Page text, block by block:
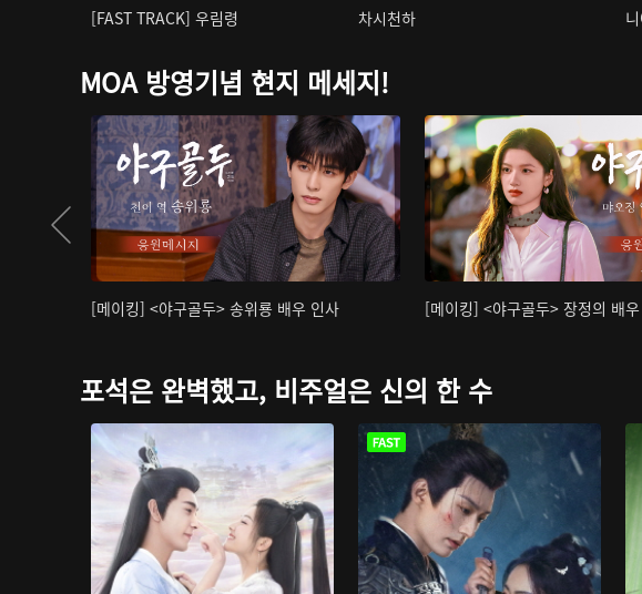
[FAST TRACK] 우림령 차시천하
MOA 방영기념 현지 메세지!
[메이킹] <야구골두> 송위룡 배우 인사 [메이킹] <야구골두> 장정의 배
포석은 완벽했고, 비주얼은 신의 한 수